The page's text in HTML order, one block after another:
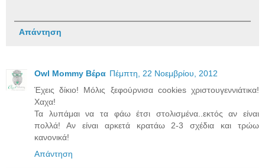
Απάντηση
Owl Mommy Βέρα Πέμπτη, 22 Νοεμβρίου, 2012
Έχεις δίκιο! Μόλις ξεφούρνισα cookies χριστουγεννιάτικα!
Χαχα!
Τα λυπάμαι να τα φάω έτσι στολισμένα..εκτός αν είναι
πολλά! Αν είναι αρκετά κρατάω 2-3 σχέδια και τρώω
κανονικά!
Απάντηση